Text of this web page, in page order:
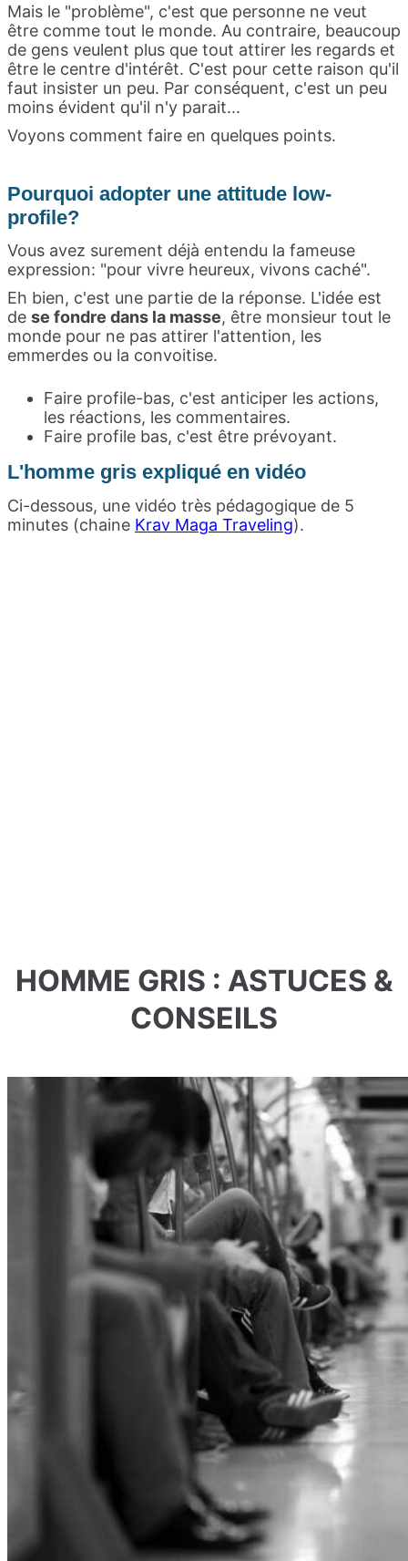
Mais le "problème", c'est que personne ne veut
être comme tout le monde. Au contraire, beaucoup
de gens veulent plus que tout attirer les regards et
être le centre d'intérêt. C'est pour cette raison qu'il
faut insister un peu. Par conséquent, c'est un peu
moins évident qu'il n'y parait...
Voyons comment faire en quelques points.
Pourquoi adopter une attitude low-
profile?
Vous avez surement déjà entendu la fameuse
expression: "pour vivre heureux, vivons caché".
Eh bien, c'est une partie de la réponse. L'idée est
de se fondre dans la masse, être monsieur tout le
monde pour ne pas attirer l'attention, les
emmerdes ou la convoitise.
Faire profile-bas, c'est anticiper les actions,
les réactions, les commentaires.
Faire profile bas, c'est être prévoyant.
L'homme gris expliqué en vidéo
Ci-dessous, une vidéo très pédagogique de 5
minutes (chaine Krav Maga Traveling).
HOMME GRIS : ASTUCES &
CONSEILS